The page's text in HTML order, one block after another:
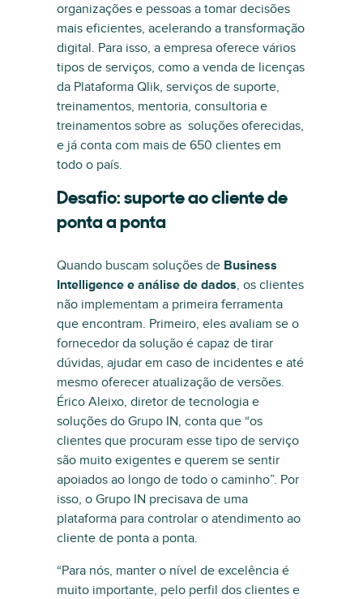
organizações e pessoas a tomar decisões
mais eficientes, acelerando a transformação
digital. Para isso, a empresa oferece vários
tipos de serviços, como a venda de licenças
da Plataforma Qlik, serviços de suporte,
treinamentos, mentoria, consultoria e
treinamentos sobre as soluções oferecidas,
e já conta com mais de 650 clientes em
todo o país.
Desafio: suporte ao cliente de
ponta a ponta
Quando buscam soluções de Business
Intelligence e análise de dados, os clientes
não implementam a primeira ferramenta
que encontram. Primeiro, eles avaliam se o
fornecedor da solução é capaz de tirar
dúvidas, ajudar em caso de incidentes e até
mesmo oferecer atualização de versões.
Érico Aleixo, diretor de tecnologia e
soluções do Grupo IN, conta que “os
clientes que procuram esse tipo de serviço
são muito exigentes e querem se sentir
apoiados ao longo de todo o caminho”. Por
isso, o Grupo IN precisava de uma
plataforma para controlar o atendimento ao
cliente de ponta a ponta.
“Para nós, manter o nível de excelência é
muito importante, pelo perfil dos clientes e